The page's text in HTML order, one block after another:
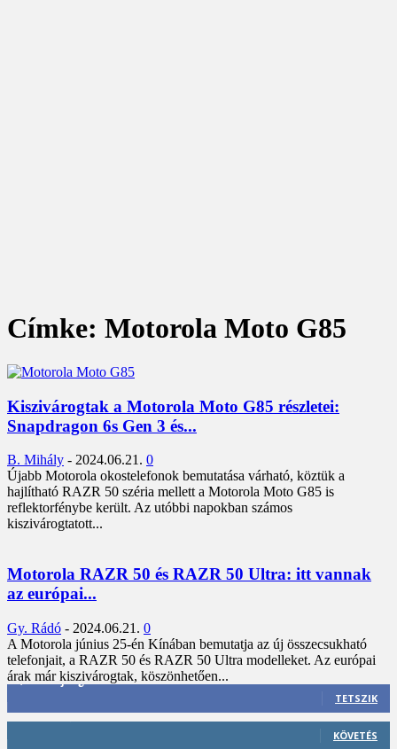
Címke: Motorola Moto G85
Kiszivárogtak a Motorola Moto G85 részletei:
Snapdragon 6s Gen 3 és...
B. Mihály - 2024.06.21. 0
Újabb Motorola okostelefonok bemutatása várható, köztük a
hajlítható RAZR 50 széria mellett a Motorola Moto G85 is
reflektorfénybe került. Az utóbbi napokban számos
kiszivárogtatott...
Motorola RAZR 50 és RAZR 50 Ultra: itt vannak
az európai...
Gy. Rádó - 2024.06.21. 0
A Motorola június 25-én Kínában bemutatja az új összecsukható
telefonjait, a RAZR 50 és RAZR 50 Ultra modelleket. Az európai
árak már kiszivárogtak, köszönhetően...
3,452 Rajongók
TETSZIK
KÖVETÉS